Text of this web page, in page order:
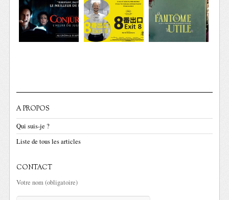
A PROPOS
Qui suis-je ?
Liste de tous les articles
CONTACT
Votre nom (obligatoire)